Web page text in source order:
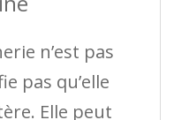
n’est pas
pas qu’elle
Elle peut